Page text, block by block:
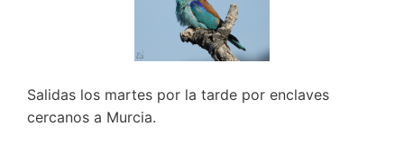
Salidas los martes por la tarde por enclaves
cercanos a Murcia.